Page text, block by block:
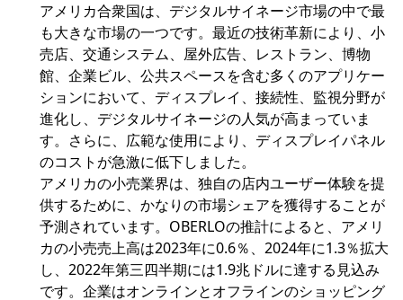
アメリカ合衆国は、デジタルサイネージ市場の中で最
も大きな市場の一つです。最近の技術革新により、小
売店、交通システム、屋外広告、レストラン、博物
館、企業ビル、公共スペースを含む多くのアプリケー
ションにおいて、ディスプレイ、接続性、監視分野が
進化し、デジタルサイネージの人気が高まっていま
す。さらに、広範な使用により、ディスプレイパネル
のコストが急激に低下しました。
アメリカの小売業界は、独自の店内ユーザー体験を提
供するために、かなりの市場シェアを獲得することが
予測されています。OBERLOの推計によると、アメリ
カの小売売上高は2023年に0.6％、2024年に1.3％拡大
し、2022年第三四半期には1.9兆ドルに達する見込み
です。企業はオンラインとオフラインのショッピング